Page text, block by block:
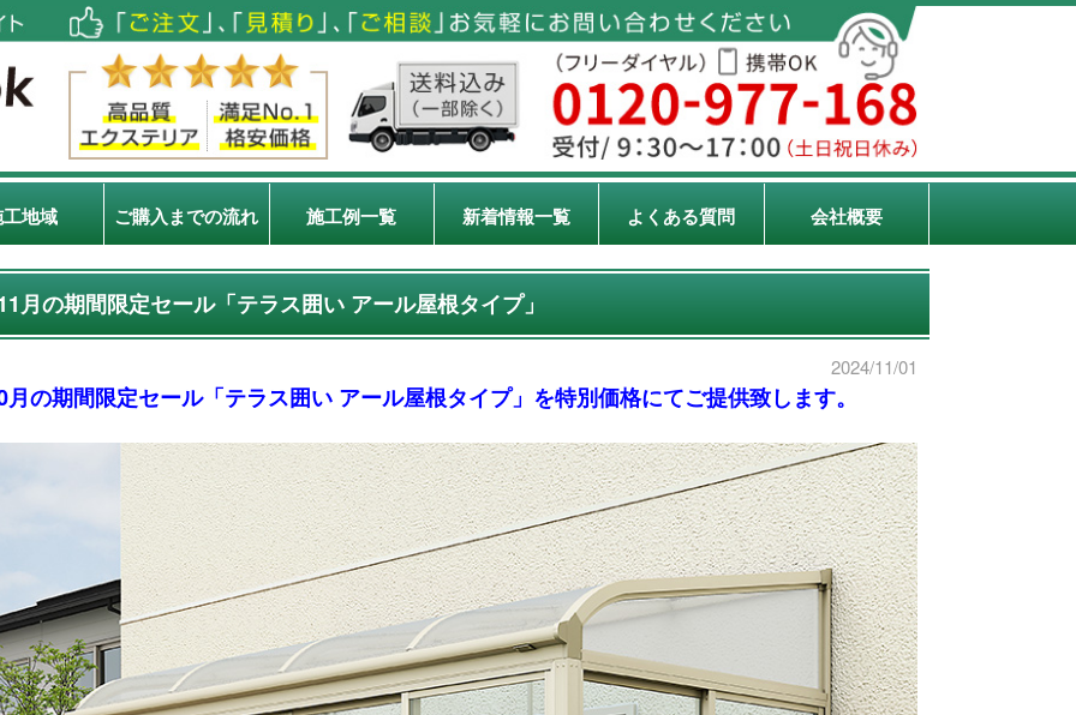
地域 ご購入までの流れ 施工例一覧 新着情報一覧 よくある質問 会社概要
月の期間限定セール「テラス囲い アール屋根タイプ」
2024/11/01
月の期間限定セール「テラス囲い アール屋根タイプ」を特別価格にてご提供致します。